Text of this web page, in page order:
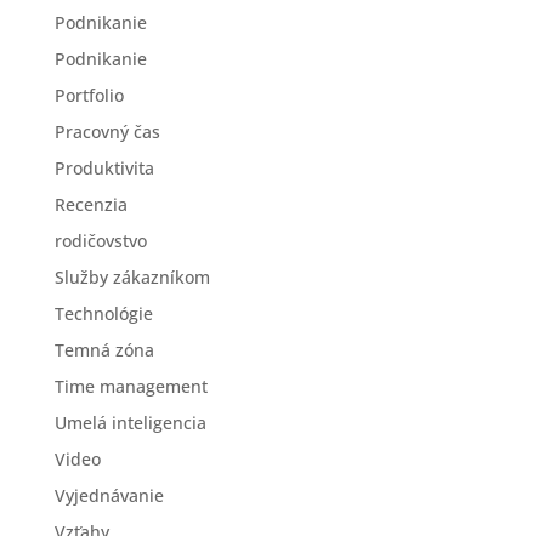
Podnikanie
Podnikanie
Portfolio
Pracovný čas
Produktivita
Recenzia
rodičovstvo
Služby zákazníkom
Technológie
Temná zóna
Time management
Umelá inteligencia
Video
Vyjednávanie